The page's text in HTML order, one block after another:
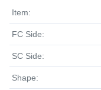
Item:
FC Side:
SC Side:
Shape: